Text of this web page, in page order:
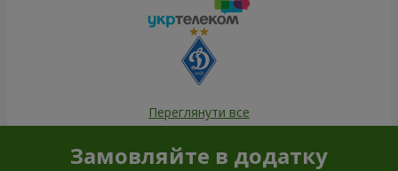
Переглянути все
Замовляйте в додатку